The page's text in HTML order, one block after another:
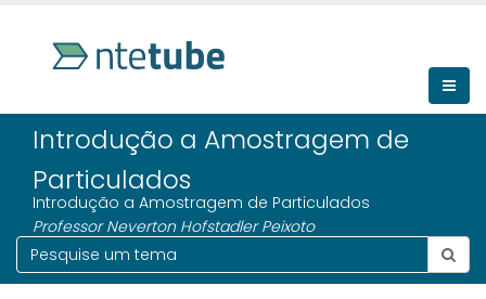
Introdução a Amostragem de
Particulados
Introdução a Amostragem de Particulados
Professor Neverton Hofstadler Peixoto